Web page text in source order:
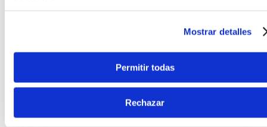
Mostrar detalles
Permitir todas
Rechazar
GS525B tiene
de espuma especialmente formulado (SFF) que
cubre todos los puntos de contacto. Se expande
con
Características